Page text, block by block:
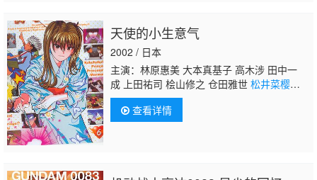
天使的小生意气
2002 / 日本
主演：林原惠美 大本真基子 高木涉 田中一
成 上田祐司 桧山修之 仓田雅世 松井菜樱
子森久保祥太郎 梅津秀行 松本保典 银河万
丈 浦和惠 中岛千里 今村直树 仲木隆司 鸟海
胜美 草尾毅 永岛由子 盐屋浩三 宝龟克寿 丰
查看详情